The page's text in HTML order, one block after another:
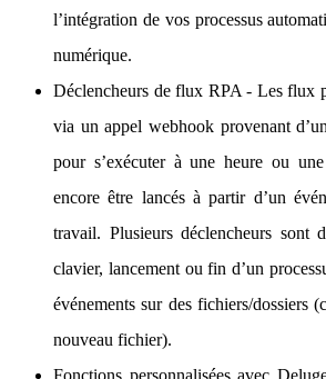
l’intégration de vos processus
numérique.
Déclencheurs de flux RPA - Les flux
via un appel webhook provenant
pour s’exécuter à une heure ou
encore être lancés à partir d’un
travail. Plusieurs déclencheurs sont
clavier, lancement ou fin d’un
événements sur des fichiers/dossiers
nouveau fichier).
Fonctions personnalisées avec